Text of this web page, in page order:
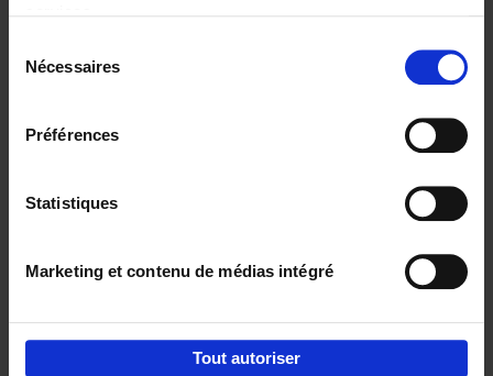
Nécessaires
Préférences
Statistiques
Marketing et contenu de médias intégré
Tout autoriser
Digital marketing like a PRO -
completely revised edition (EN)